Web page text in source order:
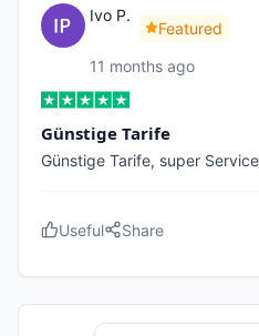
Ivo P.
Featured
11 months ago
Günstige Tarife
Günstige Tarife, super Service
Useful Share